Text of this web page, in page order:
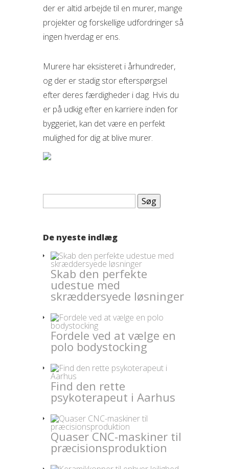
der er altid arbejde til en murer, mange
projekter og forskellige udfordringer så
ingen hverdag er ens.
Murere har eksisteret i århundreder,
og der er stadig stor efterspørgsel
efter deres færdigheder i dag. Hvis du
er på udkig efter en karriere inden for
byggeriet, kan det være en perfekt
mulighed for dig at blive murer.
Søg
De nyeste indlæg
Skab den perfekte
udestue med
skræddersyede løsninger
Fordele ved at vælge en
polo bodystocking
Find den rette
psykoterapeut i Aarhus
Quaser CNC-maskiner til
præcisionsproduktion